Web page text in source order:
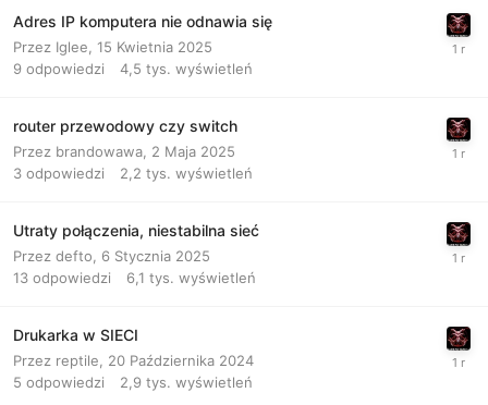
Adres IP komputera nie odnawia się
Przez Iglee 15 Kwietnia 2025
9 odpowiedzi 4,5 tys. wyświetleń
router przewodowy czy switch
Przez brandowawa 2 Maja 2025
3 odpowiedzi 2,2 tys. wyświetleń
Utraty połączenia, niestabilna sieć
Przez defto
6 Stycznia 2025
13 odpowiedzi 6,1 tys. wyświetleń
Drukarka w SIECI
Przez reptile
20 Października 2024
5 odpowiedzi 2,9 tys. wyświetleń